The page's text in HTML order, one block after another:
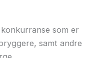
som er
samt andre